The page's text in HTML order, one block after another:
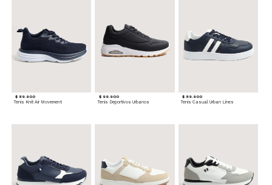
$ 89.900
Tenis Knit Air Movement
$ 99.900
Tenis Deportivos Urbanos
$ 89.900
Tenis Casual Urban Lines